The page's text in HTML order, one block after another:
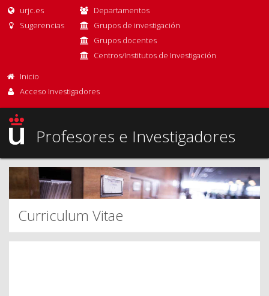
urjc.es
Sugerencias
Departamentos
Grupos de investigación
Grupos docentes
Centros/Institutos de Investigación
Inicio
Acceso Investigadores
Profesores e Investigadores
Curriculum Vitae